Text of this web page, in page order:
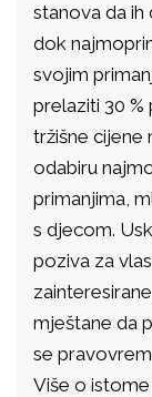
stanova da ih
dok
svojim
prelaziti 30 %
tržišne cijene
odabiru
primanjima,
s djecom.
poziva za
mještane da
se
Više o